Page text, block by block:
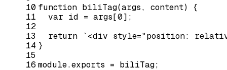
10
11
12
13
14
15
16
function biliTag(args, content)
{
var id = args[0 ];
return
`<div style="position:
}
module.exports = biliTag;